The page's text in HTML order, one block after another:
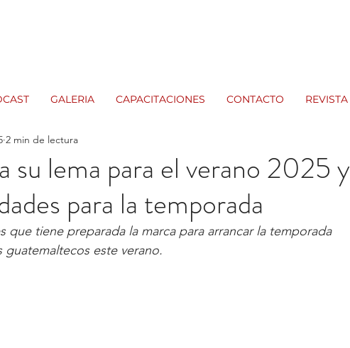
GALERIA CAPACITACIONES CONTACTO REVISTA
su lema para el verano 2025 y
para la temporada
2 min de lectura
que tiene preparada la marca para arrancar la temporada
guatemaltecos este verano.